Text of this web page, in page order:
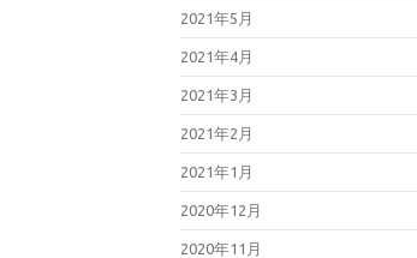
2021年5月
2021年4月
2021年3月
2021年2月
2021年1月
2020年12月
2020年11月